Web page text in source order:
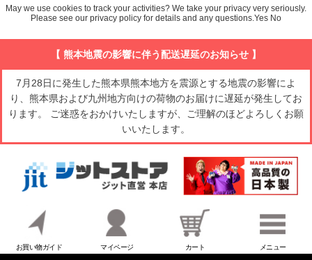
【 熊本地震の影響に伴う配送遅延のお知らせ 】
7月28日に発生した熊本県熊本地方を震源とする地震の影響によ
り、熊本県および九州地方向けの荷物のお届けに遅延が発生してお
ります。 ご迷惑をおかけいたしますが、ご理解のほどよろしくお願
いいたします。
お買い物ガイド マイページ カート メニュー
May we use cookies to track your activities? We take your privacy very seriously.
Please see our privacy policy for details and any questions.Yes No